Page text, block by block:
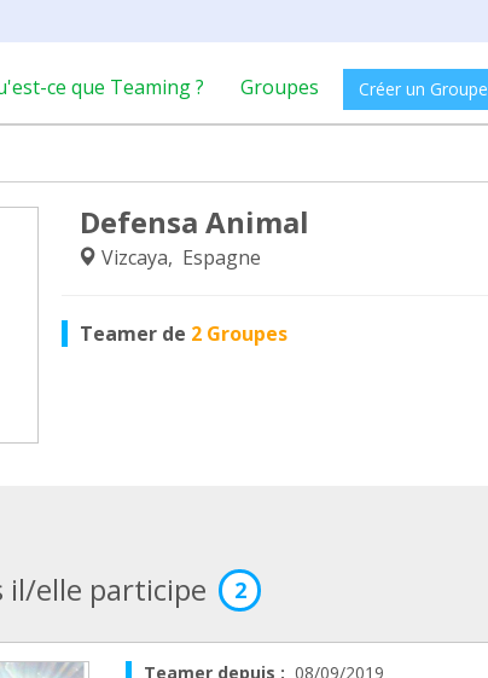
ce que Teaming ? Groupes Créer un Groupe
Defensa Animal
Vizcaya, Espagne
Teamer de 2 Groupes
il/elle participe 2
Teamer depuis : 08/09/2019